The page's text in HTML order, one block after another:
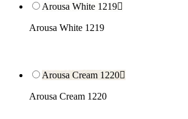
Arousa White 1219
Arousa White 1219
Arousa Cream 1220
Arousa Cream 1220